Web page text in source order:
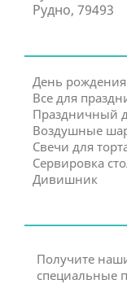
Рудно, 79493
День рождения
Все для
Праздничный
Воздушные
Свечи для
Сервировка
Дивишник
Получите
специальные